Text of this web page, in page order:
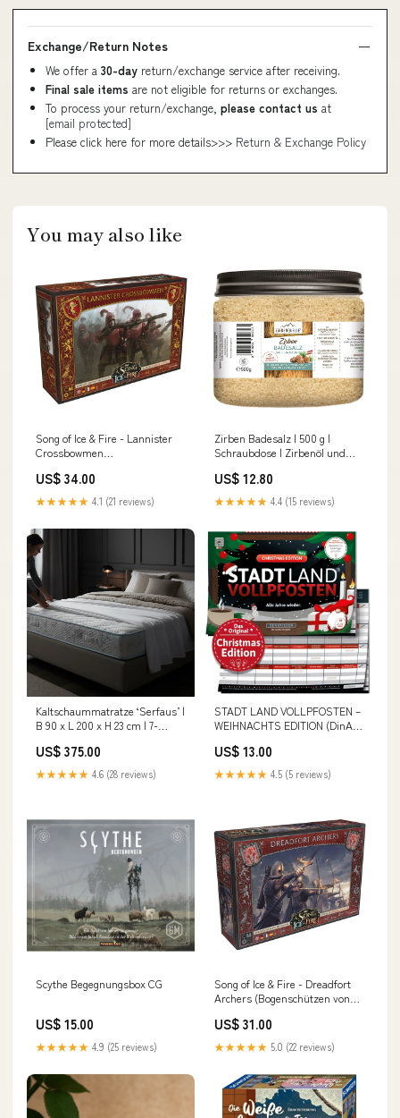
Exchange/Return Notes
We offer a 30-day return/exchange service after receiving.
Final sale items are not eligible for returns or exchanges.
To process your return/exchange, please contact us at
[email protected]
Please click here for more details>>> Return & Exchange Policy
You may also like
Song of Ice & Fire - Lannister
Crossbowmen
Lennister) AOR
US$ 34.00
★★★★★ 4.1 (21 reviews)
Zirben Badesalz | 500 g |
Schraubdose | Zirbenöl und
Made in Austria Duftaktion2025
US$ 12.80
★★★★★ 4.4 (15 reviews)
Kaltschaummatratze ‘Serfaus’ |
B 90 x L 200 x H 23 cm | 7-
II oder III | Bezug abnehmbar
und waschbar |
allergikergeeignet
US$ 375.00
★★★★★ 4.6 (28 reviews)
STADT LAND VOLLPFOSTEN –
WEIHNACHTS EDITION (DinA4-
US$ 13.00
★★★★★ 4.5 (5 reviews)
Scythe Begegnungsbox CG
US$ 15.00
★★★★★ 4.9 (25 reviews)
Song of Ice & Fire - Dreadfort
Archers (Bogenschützen von
US$ 31.00
★★★★★ 5.0 (22 reviews)